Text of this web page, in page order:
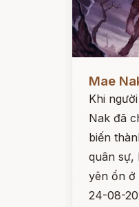
Mae
Khi
Nak đã
biến
quân sự,
yên ổn ở
24-08-